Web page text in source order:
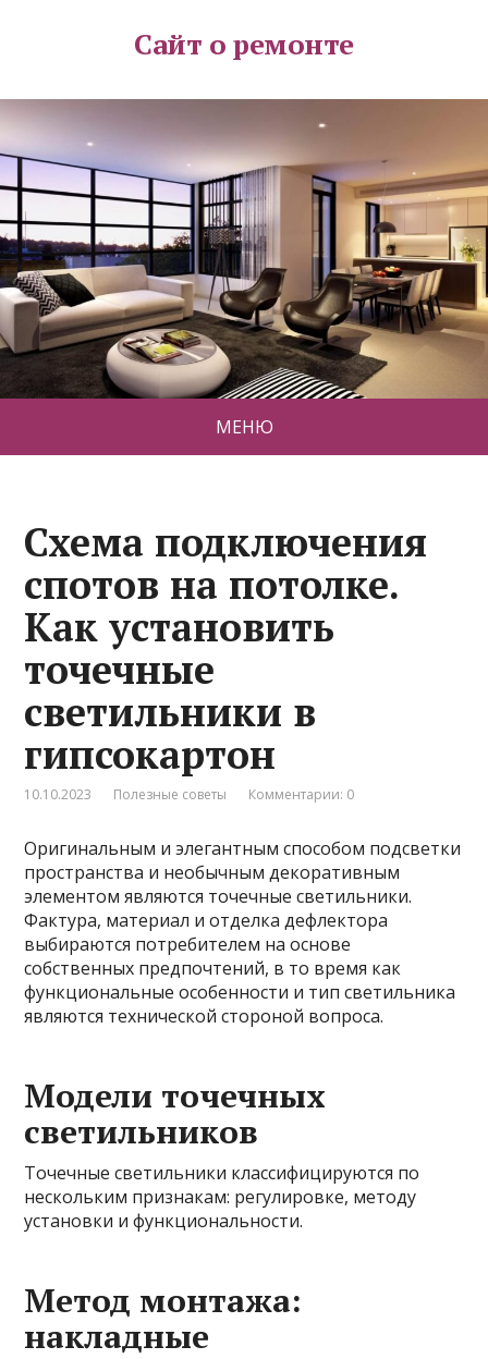
Сайт о ремонте
МЕНЮ
Схема подключения
спотов на потолке.
Как установить
точечные
светильники в
гипсокартон
10.10.2023 Полезные советы Комментарии: 0
Оригинальным и элегантным способом подсветки
пространства и необычным декоративным
элементом являются точечные светильники.
Фактура, материал и отделка дефлектора
выбираются потребителем на основе
собственных предпочтений, в то время как
функциональные особенности и тип светильника
являются технической стороной вопроса.
Модели точечных
светильников
Точечные светильники классифицируются по
нескольким признакам: регулировке, методу
установки и функциональности.
Метод монтажа:
накладные